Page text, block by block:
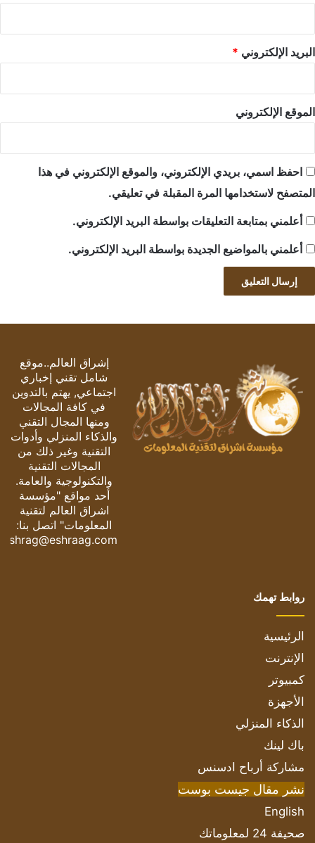
البريد الإلكتروني *
الموقع الإلكتروني
احفظ اسمي، بريدي الإلكتروني، والموقع الإلكتروني في هذا
المتصفح لاستخدامها المرة المقبلة في تعليقي.
أعلمني بمتابعة التعليقات بواسطة البريد الإلكتروني.
أعلمني بالمواضيع الجديدة بواسطة البريد الإلكتروني.
إشراق العالم..موقع
شامل تقني إخباري
اجتماعي, يهتم بالتدوين
في كافة المجالات
ومنها المجال التقني
والذكاء المنزلي وأدوات
التقنية وغير ذلك من
المجالات التقنية
والتكنولوجية والعامة.
أحد مواقع "مؤسسة
اشراق العالم لتقنية
المعلومات" اتصل بنا:
eshrag@eshraag.com
روابط تهمك
الرئيسية
الإنترنت
كمبيوتر
الأجهزة
الذكاء المنزلي
باك لينك
مشاركة أرباح ادسنس
نشر مقال جيست بوست
English
صحيفة 24 لمعلوماتك